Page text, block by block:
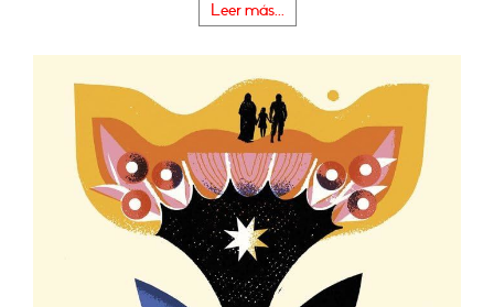
Leer más...